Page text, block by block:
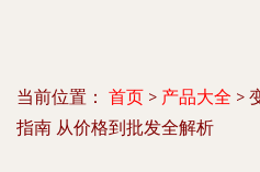
当前位置： 首页 > 产品大全 >
指南 从价格到批发全解析